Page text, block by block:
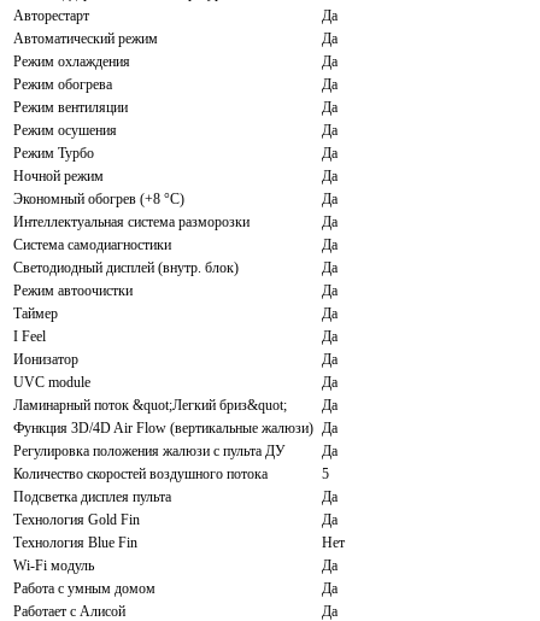
Авторестарт
Да
Автоматический режим
Да
Режим охлаждения
Да
Режим обогрева
Да
Режим вентиляции
Да
Режим осушения
Да
Режим Турбо
Да
Ночной режим
Да
Экономный обогрев (+8 °C)
Да
Интеллектуальная система разморозки
Да
Система самодиагностики
Да
Светодиодный дисплей (внутр. блок)
Да
Режим автоочистки
Да
Таймер
Да
I Feel
Да
Ионизатор
Да
UVC module
Да
Ламинарный поток &quot;Легкий бриз&quot;
Да
Функция 3D/4D Air Flow (вертикальные жалюзи) Да
Регулировка положения жалюзи с пульта ДУ
Да
Количество скоростей воздушного потока
5
Подсветка дисплея пульта
Да
Технология Gold Fin
Да
Технология Blue Fin
Нет
Wi-Fi модуль
Да
Работа с умным домом
Да
Работает с Алисой
Да